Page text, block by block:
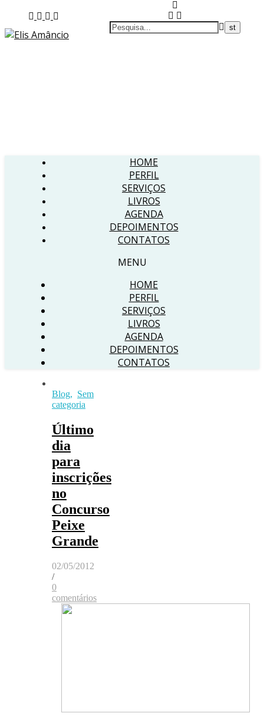
HOME
PERFIL
SERVIÇOS
LIVROS
AGENDA
DEPOIMENTOS
CONTATOS
MENU
HOME
PERFIL
SERVIÇOS
LIVROS
AGENDA
DEPOIMENTOS
CONTATOS
Blog, Sem
categoria
Último
dia
para
inscrições
no
Concurso
Peixe
Grande
02/05/2012
/
0
comentários